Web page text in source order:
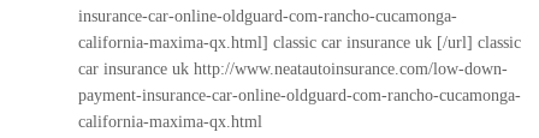
insurance-car-online-oldguard-com-rancho-cucamonga-
california-maxima-qx.html] classic car insurance uk [/url] classic
car insurance uk http://www.neatautoinsurance.com/low-down-
payment-insurance-car-online-oldguard-com-rancho-cucamonga-
california-maxima-qx.html